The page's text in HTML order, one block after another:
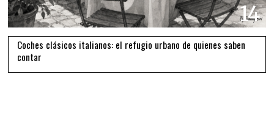
14
Coches clásicos italianos: el refugio urbano de quienes saben
contar